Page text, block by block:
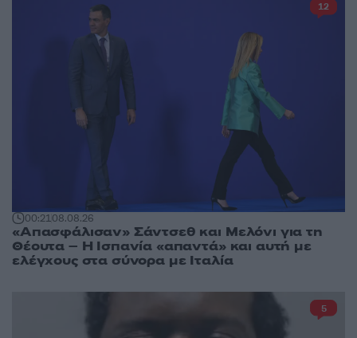
00:2108.08.26
«Απασφάλισαν» Σάντσεθ και Μελόνι για τη
Θέουτα – Η Ισπανία «απαντά» και αυτή με
ελέγχους στα σύνορα με Ιταλία
12
5